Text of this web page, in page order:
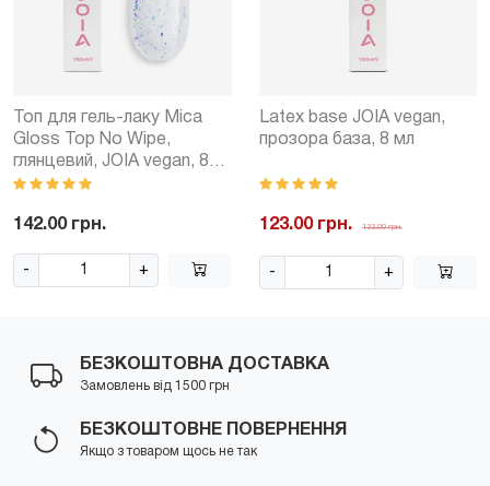
Топ для гель-лаку Mica
Gloss Top No Wipe,
глянцевий, JOIA vegan, 8
мл
142.00 грн.
- +
Latex base JOIA vegan,
прозора база, 8 мл
123.00 грн. 133.00 грн.
- +
БЕЗКОШТОВНА ДОСТАВКА
Замовлень від 1500 грн
БЕЗКОШТОВНЕ ПОВЕРНЕННЯ
Якщо з товаром щось не так